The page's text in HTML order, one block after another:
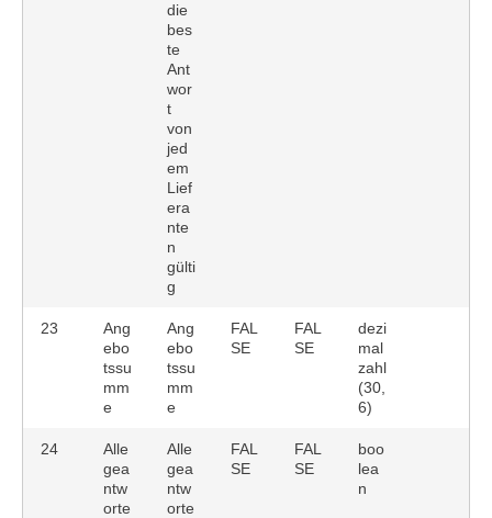
die
bes
te
Ant
wor
t
von
jed
em
Lief
era
nte
n
gülti
g
23
Ang
ebo
tssu
mm
e
Ang
ebo
tssu
mm
e
FAL
SE
FAL
SE
dezi
mal
zahl
(30,
6)
24
Alle
gea
ntw
orte
Alle
gea
ntw
orte
FAL
SE
FAL
SE
boo
lea
n